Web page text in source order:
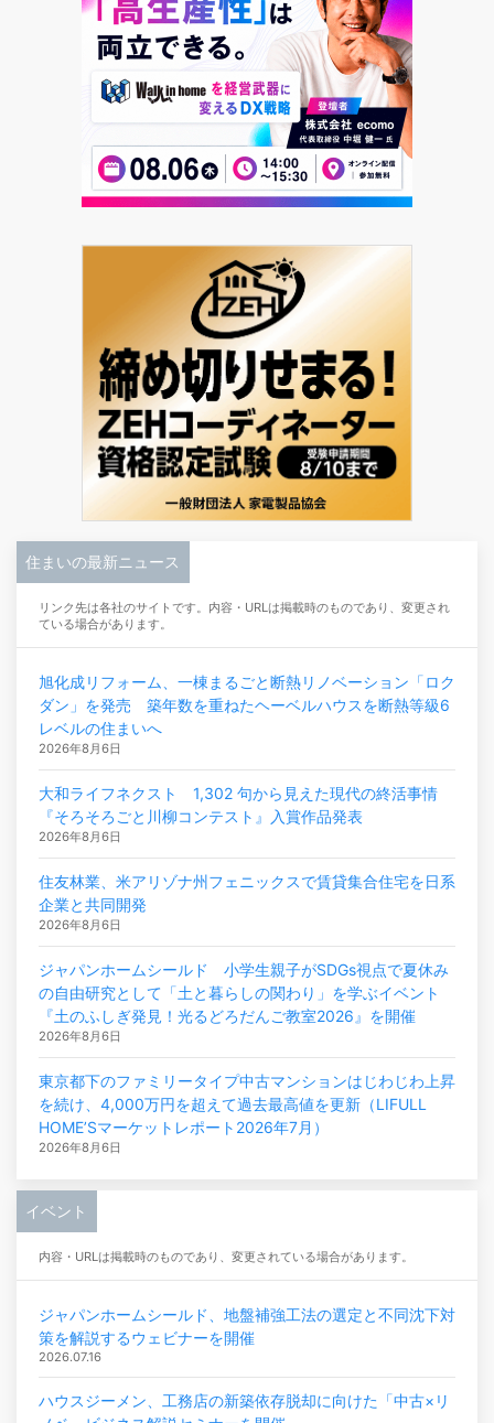
住まいの最新ニュース
リンク先は各社のサイトです。内容・URLは掲載時のものであり、変更され
ている場合があります。
旭化成リフォーム、一棟まるごと断熱リノベーション「ロク
ダン」を発売 築年数を重ねたヘーベルハウスを断熱等級6
レベルの住まいへ
2026年8月6日
大和ライフネクスト 1,302 句から見えた現代の終活事情
『そろそろごと川柳コンテスト』入賞作品発表
2026年8月6日
住友林業、米アリゾナ州フェニックスで賃貸集合住宅を日系
企業と共同開発
2026年8月6日
ジャパンホームシールド 小学生親子がSDGs視点で夏休み
の自由研究として「土と暮らしの関わり」を学ぶイベント
『土のふしぎ発見！光るどろだんご教室2026』を開催
2026年8月6日
東京都下のファミリータイプ中古マンションはじわじわ上昇
を続け、4,000万円を超えて過去最高値を更新（LIFULL
HOME’Sマーケットレポート2026年7月）
2026年8月6日
イベント
内容・URLは掲載時のものであり、変更されている場合があります。
ジャパンホームシールド、地盤補強工法の選定と不同沈下対
策を解説するウェビナーを開催
2026.07.16
ハウスジーメン、工務店の新築依存脱却に向けた「中古×リ